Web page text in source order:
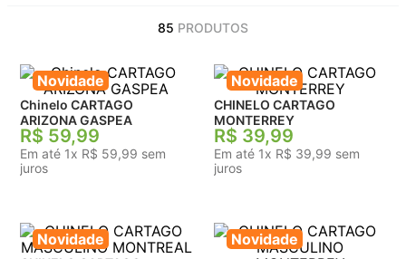
5º tenis
85 PRODUTOS
Novidade
Chinelo CARTAGO
ARIZONA GASPEA
R$ 59,99
Em até 1x R$ 59,99 sem
juros
Novidade
CHINELO CARTAGO
MONTERREY
R$ 39,99
Em até 1x R$ 39,99 sem
juros
Novidade Novidade